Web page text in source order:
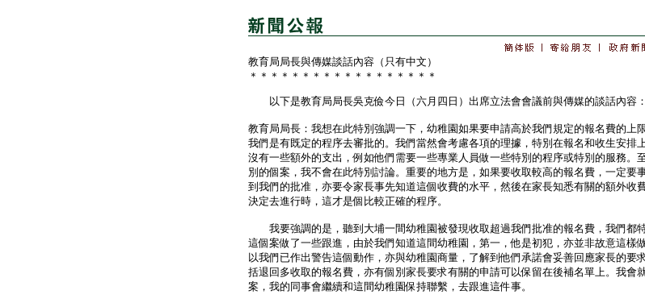
教育局局長與傳媒談話內容（只有中文）
＊＊＊＊＊＊＊＊＊＊＊＊＊＊＊＊＊＊
以下是教育局局長吳克儉今日（六月四日）出席立法會會議前與傳媒的談話內容：
教育局局長：我想在此特別強調一下，幼稚園如果要申請高於我們規定的報名費的上
我們是有既定的程序去審批的。我們當然會考慮各項的理據，特別在報名和收生安排
沒有一些額外的支出，例如他們需要一些專業人員做一些特別的程序或特別的服務。
別的個案，我不會在此特別討論。重要的地方是，如果要收取較高的報名費，一定要
到我們的批准，亦要令家長事先知道這個收費的水平，然後在家長知悉有關的額外收
決定去進行時，這才是個比較正確的程序。
我要強調的是，聽到大埔一間幼稚園被發現收取超過我們批准的報名費，我們都
這個案做了一些跟進，由於我們知道這間幼稚園，第一，他是初犯，亦並非故意這樣
以我們已作出警告這個動作，亦與幼稚園商量，了解到他們承諾會妥善回應家長的要
括退回多收取的報名費，亦有個別家長要求有關的申請可以保留在後補名單上。我會
案，我的同事會繼續和這間幼稚園保持聯繫，去跟進這件事。